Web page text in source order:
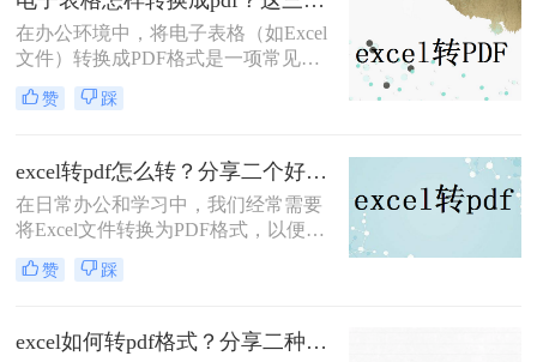
在办公环境中，将电子表格（如Excel
文件）转换成PDF格式是一项常见的
任务。PDF格式具有跨平台、跨设备
查看不变动格式的优势，非常适合用
怎样转换成pdf呢？本文将介绍三种将
电子表格转换成PDF的方法。
赞 踩
excel转pdf怎么转？分享二个好用的转换方法！
在日常办公和学习中，我们经常需要
将Excel文件转换为PDF格式，以便更
好地保存、分享和打印。那么excel转
pdf怎么转呢？本文将介绍两种将
赞 踩
excel如何转pdf格式？分享二种实用又高效的方法!